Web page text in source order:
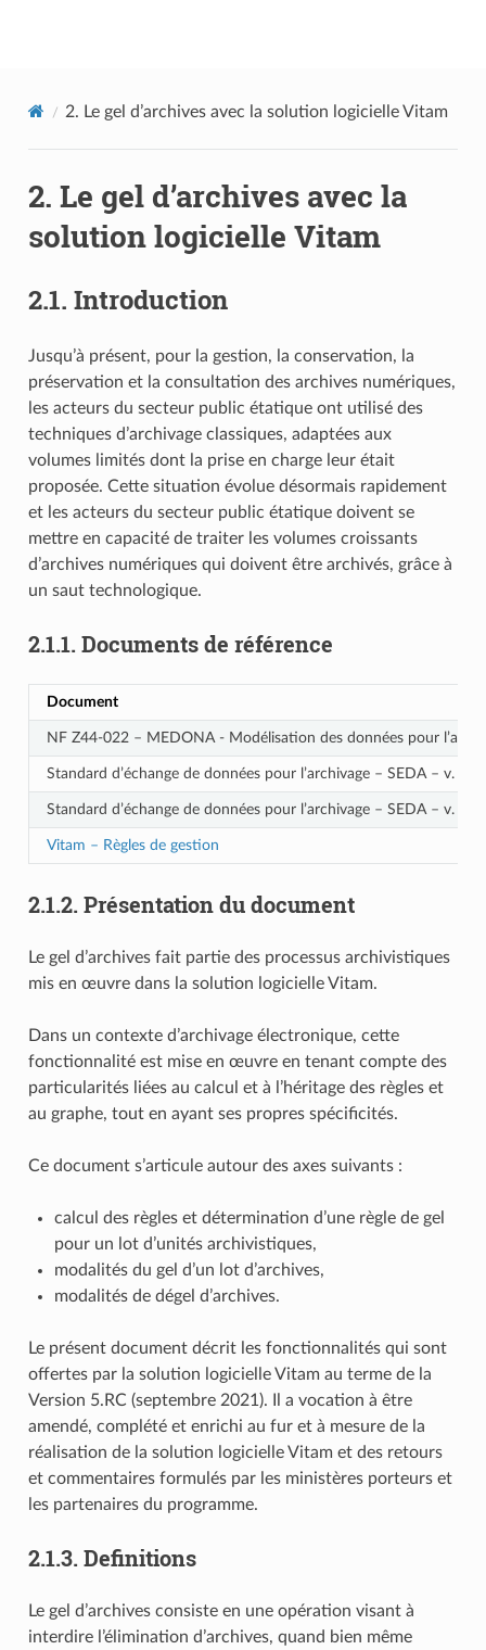
2. Le gel d’archives avec la solution logicielle Vitam
2. Le gel d’archives avec la
solution logicielle Vitam
2.1. Introduction
Jusqu’à présent, pour la gestion, la conservation, la
préservation et la consultation des archives numériques,
les acteurs du secteur public étatique ont utilisé des
techniques d’archivage classiques, adaptées aux
volumes limités dont la prise en charge leur était
proposée. Cette situation évolue désormais rapidement
et les acteurs du secteur public étatique doivent se
mettre en capacité de traiter les volumes croissants
d’archives numériques qui doivent être archivés, grâce à
un saut technologique.
2.1.1. Documents de référence
Document
NF Z44-022 – MEDONA - Modélisation des données pour
Standard d’échange de données pour l’archivage – SEDA – v. 2.1
Standard d’échange de données pour l’archivage – SEDA – v. 2.2
Vitam – Règles de gestion
2.1.2. Présentation du document
Le gel d’archives fait partie des processus archivistiques
mis en œuvre dans la solution logicielle Vitam.
Dans un contexte d’archivage électronique, cette
fonctionnalité est mise en œuvre en tenant compte des
particularités liées au calcul et à l’héritage des règles et
au graphe, tout en ayant ses propres spécificités.
Ce document s’articule autour des axes suivants :
calcul des règles et détermination d’une règle de gel
pour un lot d’unités archivistiques,
modalités du gel d’un lot d’archives,
modalités de dégel d’archives.
Le présent document décrit les fonctionnalités qui sont
offertes par la solution logicielle Vitam au terme de la
Version 5.RC (septembre 2021). Il a vocation à être
amendé, complété et enrichi au fur et à mesure de la
réalisation de la solution logicielle Vitam et des retours
et commentaires formulés par les ministères porteurs et
les partenaires du programme.
2.1.3. Definitions
Le gel d’archives consiste en une opération visant à
interdire l’élimination d’archives, quand bien même